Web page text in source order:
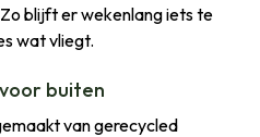
blijft er wekenlang iets te
wat vliegt.
buiten
van gerecycled